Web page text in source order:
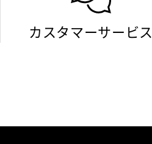
カスタマーサービス